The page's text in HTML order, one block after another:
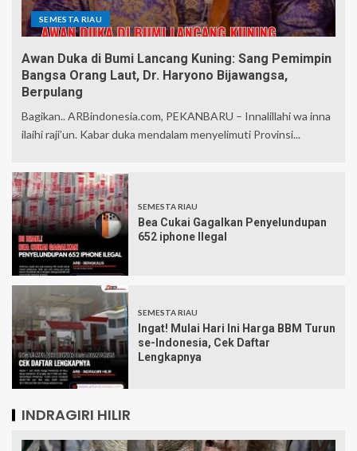
SEMESTA RIAU
Awan Duka di Bumi Lancang Kuning: Sang Pemimpin
Bangsa Orang Laut, Dr. Haryono Bijawangsa,
Berpulang
Bagikan.. ARBindonesia.com, PEKANBARU – Innalillahi wa inna
ilaihi raji’un. Kabar duka mendalam menyelimuti Provinsi...
SEMESTA RIAU
Bea Cukai Gagalkan Penyelundupan
652 iphone Ilegal
SEMESTA RIAU
Ingat! Mulai Hari Ini Harga BBM Turun
se-Indonesia, Cek Daftar
Lengkapnya
INDRAGIRI HILIR